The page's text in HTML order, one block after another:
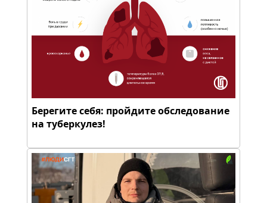
Берегите себя: пройдите обследование
на туберкулез!